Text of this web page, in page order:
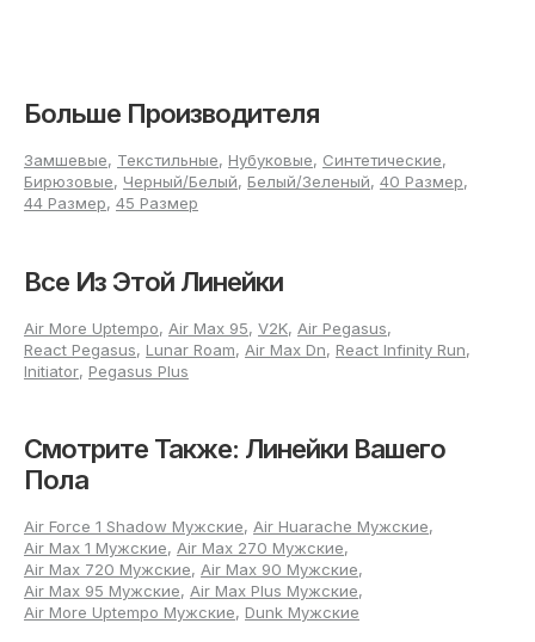
Air Vapormax в размере от 40
до 45?
Чтобы верно выбрать кроссовки Nike Air Vapormax для
замер вечером, когда ноги слегка увеличены после
активного дня. Длину стопы определяют линейкой: от
прибавляя при необходимости небольшой запас для
комфорта при движении или долгой носке.
незначительно растянуться в процессе эксплуатации.
Трислойные ткани и современные материалы
практически не меняют форму, поэтому размер должен
свобода для пальцев, а пятка фиксироваться в обуви без
избыточного давления на стопу, чтобы чувствовать себя
уверенно в течение дня.
Преимущества покупки
Больше Производителя
Замшевые, Текстильные, Нубуковые, Синтетические,
Бирюзовые, Черный/Белый, Белый/Зеленый, 40 Размер,
44 Размер, 45 Размер
Все Из Этой Линейки
Air More Uptempo, Air Max 95, V2K, Air Pegasus,
React Pegasus, Lunar Roam, Air Max Dn, React Infinity Run,
Initiator, Pegasus Plus
Смотрите Также: Линейки Вашего
Пола
Air Force 1 Shadow Мужские, Air Huarache Мужские,
Air Max 1 Мужские, Air Max 270 Мужские,
Air Max 720 Мужские, Air Max 90 Мужские,
Air Max 95 Мужские, Air Max Plus Мужские,
Air More Uptempo Мужские, Dunk Мужские